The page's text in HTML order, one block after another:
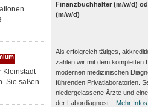
Kleinstadt
Sie saßen
Finanzbuchhalter (m/w/d)
(m/w/d)
Als erfolgreich tätiges,
zählen wir mit dem kompletten
modernen medizinischen
führenden Privat­laboratorien.
nieder­gelassene Ärzte und
der Labor­diagnost...
Mehr Infos